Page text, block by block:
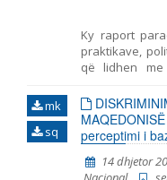
Ky raport
praktikave,
që lidhen
Maqedonisë
sfidat kryesore
refugjatët
ushtrimit të të
këtij
përfaqësimit
mk
sq
perceptimi i
14 dhjetor